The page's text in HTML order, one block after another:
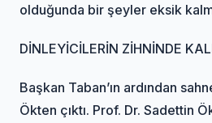
olduğunda bir şeyler eksik
DİNLEYİCİLERİN ZİHNİNDE
Başkan Taban’ın ardından
Ökten çıktı. Prof. Dr. Sadettin